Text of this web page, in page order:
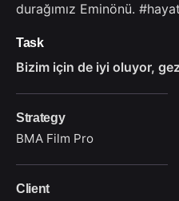
durağımız Eminönü.
Task
Bizim için de iyi oluyor,
Strategy
BMA Film Pro
Client